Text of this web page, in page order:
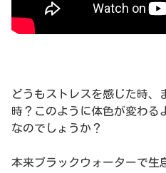
どうもストレスを感じた時、
時？このように体色が変わる
なのでしょうか？
本来ブラックウォーターで生